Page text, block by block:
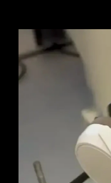
Innovazioni
Sound Space
Professional